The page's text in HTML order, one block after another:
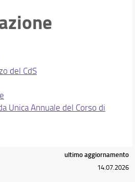
del CdS
Unica Annuale del Corso di
ultimo aggiornamento
14.07.2026